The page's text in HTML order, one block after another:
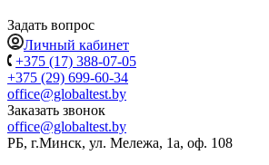
Задать вопрос
Личный кабинет
+375 (17) 388-07-05
+375 (29) 699-60-34
office@globaltest.by
Заказать звонок
office@globaltest.by
РБ, г.Минск, ул. Мележа, 1а, оф. 108